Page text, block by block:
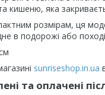
кишеню, яка
розмірам, ця
в подорожі або
sunriseshop.in.ua
та оплачені